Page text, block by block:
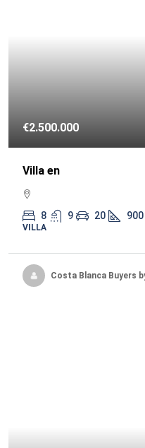
€2.500.000
Villa en
8 9 20 900
VILLA
Costa Blanca Buyers